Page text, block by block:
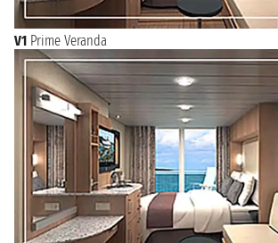
V1 Prime Veranda